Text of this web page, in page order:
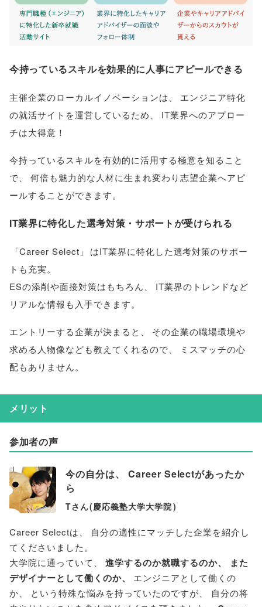
今持っているスキルを効果的に人事にアピールできる
主催企業のローカルイノベーションは
エンジニア特化
の就活サイトを運営しているため
IT業界へのアプロー
チは大得意！
今持っているスキルを有効的に活用する極意を知ること
で
何倍も魅力的な人材に生まれ変わり志望企業へアピ
ールすることができます。
IT業界に特化した選考対策・サポートが受けられる
「Career Select 」
はIT業界に特化した選考対策のサポー
トも充実。
ESの添削や面接対策はもちろん
IT業界のトレンドなど
リアルな情報も入手できます。
エントリーする企業が決まると
その企業の職場環境や
求める人物像なども教えてくれるので
ミスマッチの心
配もありません。
メリット
参加者の声
今の自分は、
Career Selectがあったか
ら
Tさん(慶応義塾大学大学院)
Career Selectは
自分の適性にマッチした企業を紹介し
てくださいました 。
大学院に通っていて
進学するのか就職するのか、
また
デザイナーとして働くのか、
エンジニアとして働くの
か
という特殊な悩みを持っていたのですが
自分の将